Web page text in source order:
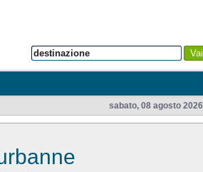
Vai
sabato, 08 agosto 2026